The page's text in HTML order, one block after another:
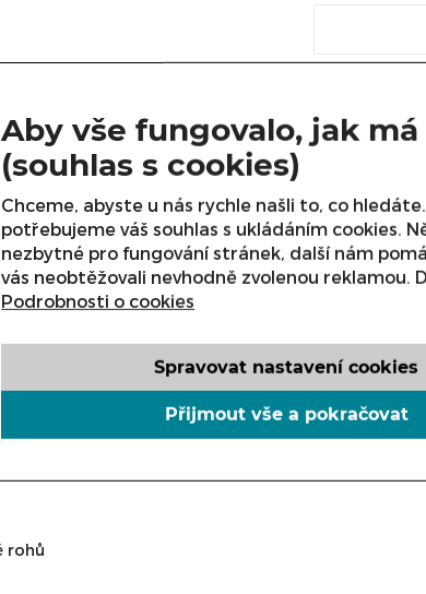
Profi děrovaná GN 1/
rohů
Aby vše fungovalo, jak má
(souhlas s cookies)
Chceme, abyste u nás rychle našli to, co
potřebujeme váš souhlas s ukládáním cookies.
nezbytné pro fungování stránek, další nám
vás neobtěžovali nevhodně zvolenou reklamou.
Podrobnosti o cookies
Spravovat nastavení cookies
Přijmout vše a pokračovat